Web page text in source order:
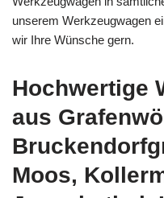
unserem Werkzeugwagen
wir Ihre Wünsche gern.
Hochwertige
aus
Moos,